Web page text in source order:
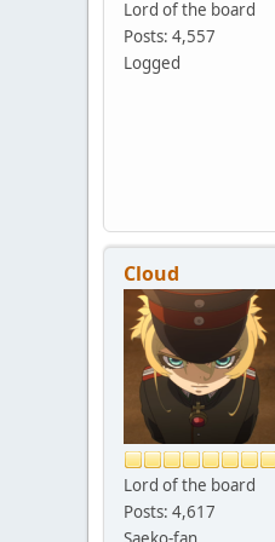
Lord of the board
Posts: 4,557
Logged
Cloud
Lord of the board
Posts: 4,617